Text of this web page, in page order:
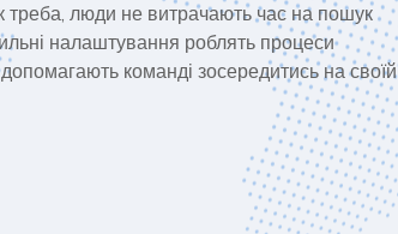
люди не витрачають час на пошук
налаштування роблять процеси
команді зосередитись на своїй